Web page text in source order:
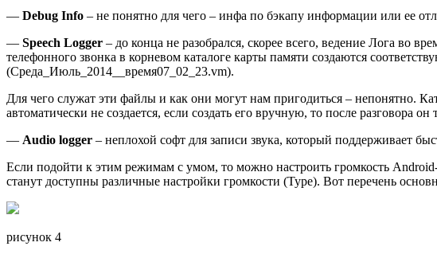
— Debug Info – не понятно для чего – инфа по бэкапу информации или ее
— Speech Logger – до конца не разобрался, скорее всего, ведение Лога во
телефонного звонка в корневом каталоге карты памяти создаются
(Среда_Июль_2014__время07_02_23.vm).
Для чего служат эти файлы и как они могут нам пригодиться – непонятно.
автоматически не создается, если создать его вручную, то после разговора он
— Audio logger – неплохой софт для записи звука, который поддерживает
Если подойти к этим режимам с умом, то можно настроить громкость
станут доступны различные настройки громкости (Type). Вот перечень
рисунок 4